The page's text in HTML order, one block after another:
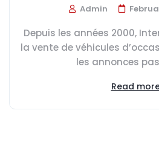
Admin
Depuis les années 2000,
la vente de véhicules
les annonces
Read